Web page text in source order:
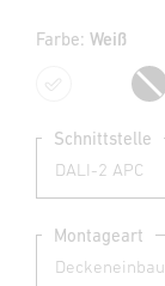
Farbe: Weiß
Weiß
Schnittstelle
Montageart